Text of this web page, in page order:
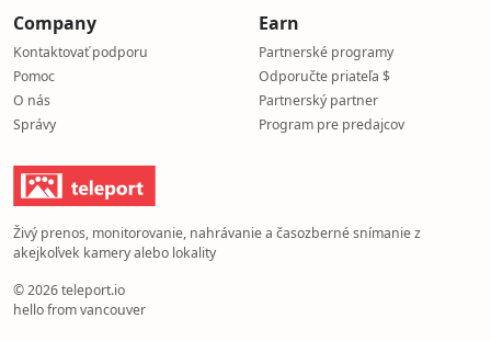
Wildlife, weather and event monitoring with scheduled
Off-grid cabin or beach house, driveway or garden
Company
Kontaktovať podporu
Pomoc
O nás
Správy
Earn
Partnerské programy
Odporučte priateľa $
Partnerský partner
Program pre predajcov
Živý prenos, monitorovanie, nahrávanie a časozberné snímanie z
akejkoľvek kamery alebo lokality
© 2026 teleport.io
hello from vancouver